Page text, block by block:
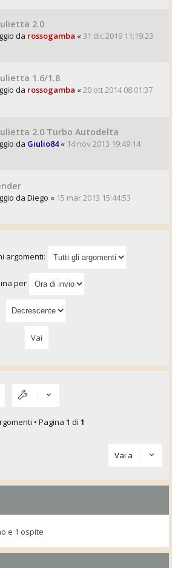
2.0
da rossogamba «31 dic 2019 11:19:23
1.6/1.8
da rossogamba «20 ott 2014 08:01:37
2.0 Turbo Autodelta
da Giulio84« 14 nov 2013 19:49:14
da Diego « 15 mar 2013 15:44:53
argomenti:
per
• Pagina 1 di 1
Vai a
e 1 ospite